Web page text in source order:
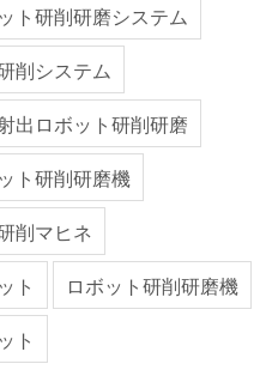
ト研削研磨システム
削システム
出ロボット研削研磨
ト研削研磨機
削マヒネ
ト
ロボット研削研磨機
ト